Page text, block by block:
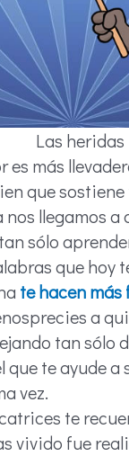
Las heridas
es más
que sostiene
nos llegamos
sólo
que hoy
te hacen más
a
tan sólo
que te ayude a
vez.
te
vivido fue